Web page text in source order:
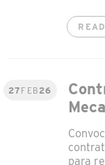
27 FEB 26
para